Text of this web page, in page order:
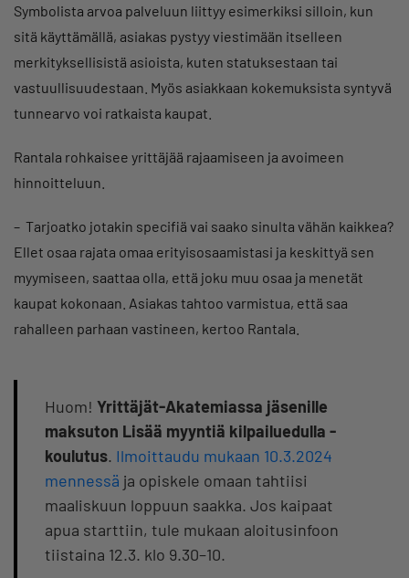
Symbolista arvoa palveluun liittyy esimerkiksi silloin, kun
sitä käyttämällä, asiakas pystyy viestimään itselleen
merkityksellisistä asioista, kuten statuksestaan tai
vastuullisuudestaan. Myös asiakkaan kokemuksista syntyvä
tunnearvo voi ratkaista kaupat.
Rantala rohkaisee yrittäjää rajaamiseen ja avoimeen
hinnoitteluun.
– Tarjoatko jotakin specifiä vai saako sinulta vähän kaikkea?
Ellet osaa rajata omaa erityisosaamistasi ja keskittyä sen
myymiseen, saattaa olla, että joku muu osaa ja menetät
kaupat kokonaan. Asiakas tahtoo varmistua, että saa
rahalleen parhaan vastineen, kertoo Rantala.
Huom! Yrittäjät-Akatemiassa jäsenille
maksuton Lisää myyntiä kilpailuedulla -
koulutus. Ilmoittaudu mukaan 10.3.2024
mennessä ja opiskele omaan tahtiisi
maaliskuun loppuun saakka. Jos kaipaat
apua starttiin, tule mukaan aloitusinfoon
tiistaina 12.3. klo 9.30–10.